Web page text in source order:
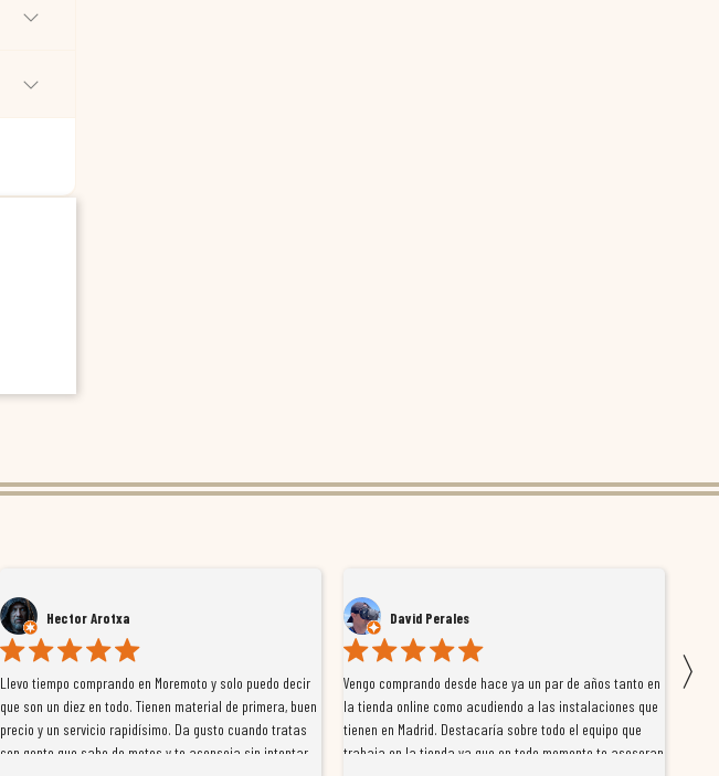
Hector Arotxa
Llevo tiempo comprando en Moremoto y solo puedo decir
que son un diez en todo. Tienen material de primera, buen
precio y un servicio rapidísimo. Da gusto cuando tratas
con gente que sabe de motos y te aconseja sin intentar
David Perales
Vengo comprando desde hace ya un par de años tanto en
la tienda online como acudiendo a las instalaciones que
tienen en Madrid. Destacaría sobre todo el equipo que
trabaja en la tienda ya que en todo momento te asesoran
Muy
〉